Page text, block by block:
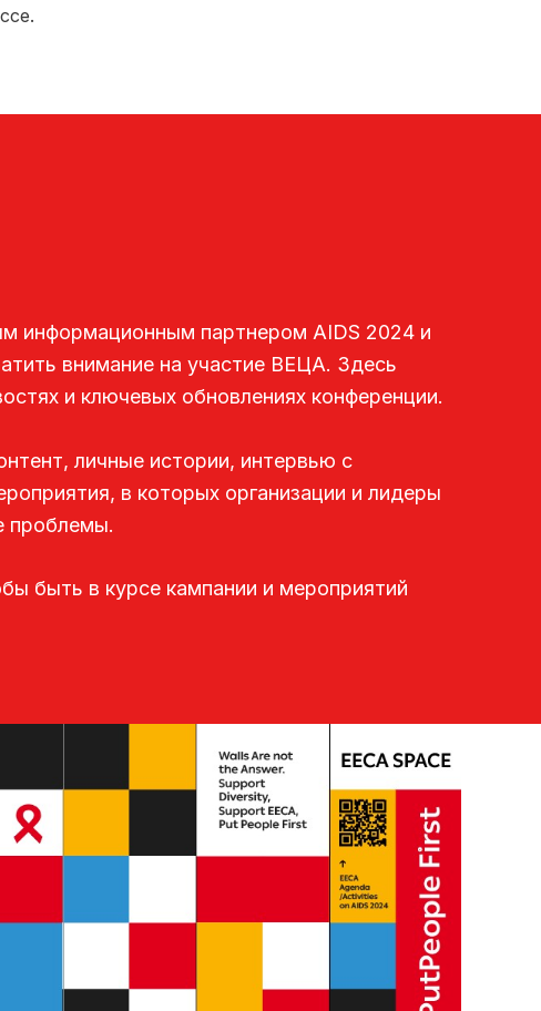
информационным партнером AIDS 2024 и
внимание на участие ВЕЦА. Здесь
и ключевых обновлениях конференции.
личные истории, интервью с
в которых организации и лидеры
проблемы.
быть в курсе кампании и мероприятий